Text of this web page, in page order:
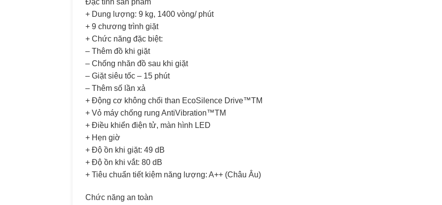
Đặc tính sản phẩm
+ Dung lượng: 9 kg, 1400 vòng/ phút
+ 9 chương trình giặt
+ Chức năng đặc biệt:
– Thêm đồ khi giặt
– Chống nhăn đồ sau khi giặt
– Giặt siêu tốc – 15 phút
– Thêm số lần xả
+ Động cơ không chổi than EcoSilence Drive™TM
+ Vỏ máy chống rung AntiVibration™TM
+ Điều khiển điện tử, màn hình LED
+ Hẹn giờ
+ Độ ồn khi giặt: 49 dB
+ Độ ồn khi vắt: 80 dB
+ Tiêu chuẩn tiết kiệm năng lượng: A++ (Châu Âu)
Chức năng an toàn